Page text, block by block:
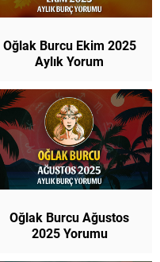
Oğlak Burcu Ekim 2025
Aylık Yorum
Oğlak Burcu Ağustos
2025 Yorumu